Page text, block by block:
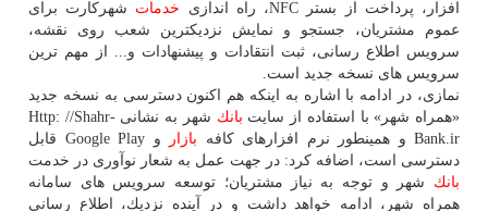
افزار، پرداخت از بستر NFC، راه اندازی
خدمات شهركارت برای
عموم مشتریان، جستجو و نمایش نزدیكترین شعب روی نقشه،
سرویس اطلاع رسانی، ثبت انتقادات و پیشنهادات و... از مهم ترین
سرویس های نسخه جدید است.
نمازی، در ادامه با اشاره به اینكه هم اكنون دسترسی به نسخه جدید
«همراه شهر» با استفاده از سایت بانك
شهر به نشانی Http: //Shahr-
Bank.ir و همینطور نرم افزارهای كافه
بازار
و Google Play قابل
دسترسی است، اضافه كرد: در جهت عمل به شعار نوآوری در خدمت
بانك شهر و توجه به نیاز مشتریان؛ توسعه سرویس های سامانه
همراه شهر، ادامه خواهد داشت و در آینده نزدیك، اطلاع رسانی